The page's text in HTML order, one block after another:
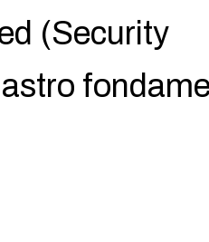
(Security